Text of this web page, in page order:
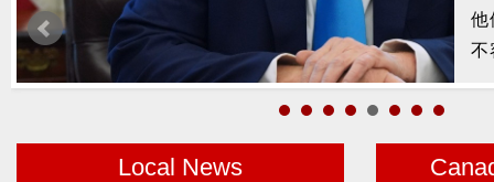
者
Local News